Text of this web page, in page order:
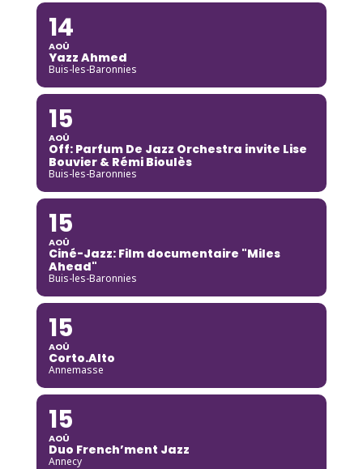
14
AOÛ
Yazz Ahmed
Buis-les-Baronnies
15
AOÛ
Off: Parfum De Jazz Orchestra invite Lise
Bouvier & Rémi Bioulès
Buis-les-Baronnies
15
AOÛ
Ciné-Jazz: Film documentaire "Miles
Ahead"
Buis-les-Baronnies
15
AOÛ
Corto.Alto
Annemasse
15
AOÛ
Duo French’ment Jazz
Annecy